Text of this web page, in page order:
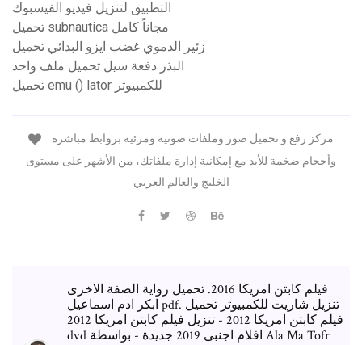
التطبيق لتنزيل فيديو الفيسبوك
تحميل subnautica مجاناً كامل
زئير الدموي غضب ايزو البدائي تحميل
البذر دفعة سيل تحميل ملف واحد
تحميل emu () lator للكمبيوتر
وأحجام ضخمة للأبد مع إمكانية إدارة ملفاتك، من الأشهر على مستوى
الخليج والعالم العربي
فيلم كابتن امريكا 2016. تحميل رواية الضفة الاخرى
ابكر ادم اسماعيل pdf. تنزيل شاريت للكمبيوتر تحميل
فيلم كابتن امريكا 2012 - تنزيل فيلم كابتن امريكا 2012
dvd افلام اجنبى 2019 جديدة - بواسطة Ala Ma Tofr